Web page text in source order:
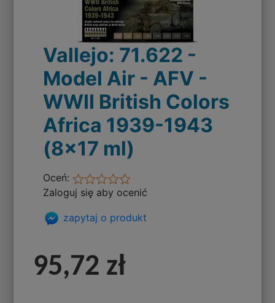
Vallejo: 71.622 -
Model Air - AFV -
WWII British Colors
Africa 1939-1943
(8x17 ml)
Oceń:
Zaloguj się aby ocenić
zapytaj o produkt
95,72 zł